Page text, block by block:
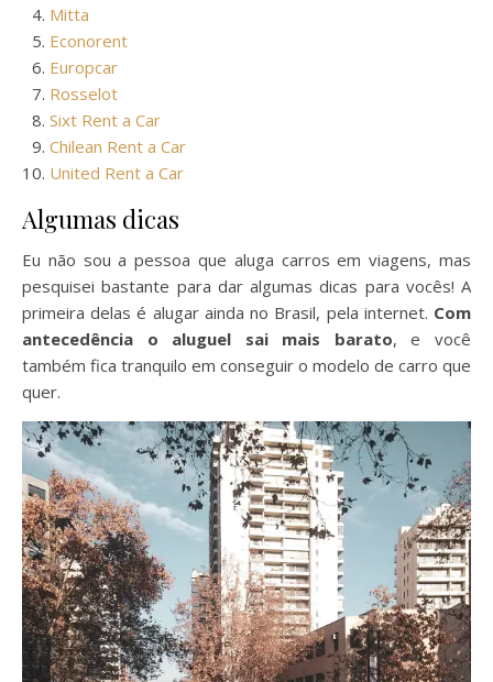
Mitta
Econorent
Europcar
Rosselot
Sixt Rent a Car
Chilean Rent a Car
United Rent a Car
Algumas dicas
Eu não sou a pessoa que aluga carros em viagens, mas
pesquisei bastante para dar algumas dicas para vocês! A
primeira delas é alugar ainda no Brasil, pela internet. Com
antecedência o aluguel sai mais barato, e você
também fica tranquilo em conseguir o modelo de carro que
quer.